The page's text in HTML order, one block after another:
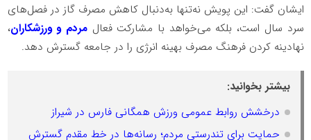
ایشان گفت: این پویش نه‌تنها به‌دنبال کاهش مصرف گاز در فصل‌های
سرد سال است، بلکه می‌خواهد با مشارکت فعال مردم و ورزشکاران،
نهادینه کردن فرهنگ مصرف بهینه انرژی را در جامعه گسترش دهد.
بیشتر بخوانید:
درخشش روابط عمومی ورزش همگانی فارس در شیراز
حمایت برای تندرستی مردم؛ رسانه‌ها در خط مقدم گسترش